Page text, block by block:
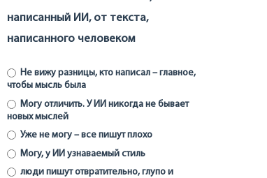
написанный ИИ, от текста,
написанного человеком
Не вижу разницы, кто написал – главное,
чтобы мысль была
Могу отличить. У ИИ никогда не бывает
новых мыслей
Уже не могу – все пишут плохо
Могу, у ИИ узнаваемый стиль
люди пишут отвратительно, глупо и